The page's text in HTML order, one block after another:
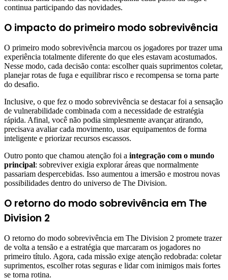
continua participando das novidades.
O impacto do primeiro modo sobrevivência
O primeiro modo sobrevivência marcou os jogadores por trazer uma
experiência totalmente diferente do que eles estavam acostumados.
Nesse modo, cada decisão conta: escolher quais suprimentos coletar,
planejar rotas de fuga e equilibrar risco e recompensa se torna parte
do desafio.
Inclusive, o que fez o modo sobrevivência se destacar foi a sensação
de vulnerabilidade combinada com a necessidade de estratégia
rápida. Afinal, você não podia simplesmente avançar atirando,
precisava avaliar cada movimento, usar equipamentos de forma
inteligente e priorizar recursos escassos.
Outro ponto que chamou atenção foi a integração com o mundo
principal: sobreviver exigia explorar áreas que normalmente
passariam despercebidas. Isso aumentou a imersão e mostrou novas
possibilidades dentro do universo de The Division.
O retorno do modo sobrevivência em The
Division 2
O retorno do modo sobrevivência em The Division 2 promete trazer
de volta a tensão e a estratégia que marcaram os jogadores no
primeiro título. Agora, cada missão exige atenção redobrada: coletar
suprimentos, escolher rotas seguras e lidar com inimigos mais fortes
se torna rotina.